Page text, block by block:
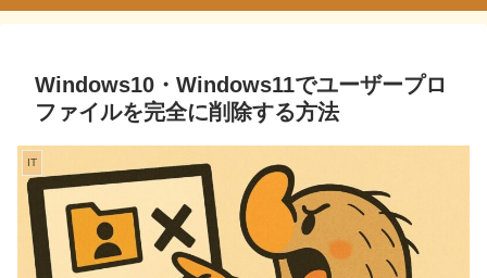
Windows10・Windows11でユーザープロ
ファイルを完全に削除する方法
IT